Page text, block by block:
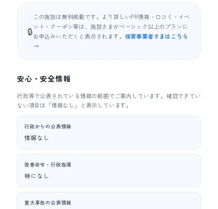
🔒
この施設は無料掲載です。より詳しいPR情報・口コミ・イベ
ント・クーポン等は、施設さまがベーシック以上のプランに
お申込みいただくと表示されます。 保育事業者さまはこちら
→
安心・安全情報
行政等で公表されている情報の範囲でご案内しています。確認できてい
ない項目は「情報なし」と表示しています。
行政からの公表情報
情報なし
改善命令・行政指導
特になし
重大事故の公表情報